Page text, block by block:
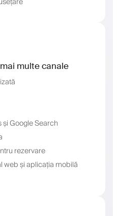
multe canale
Google Search
rezervare
web și aplicația mobilă